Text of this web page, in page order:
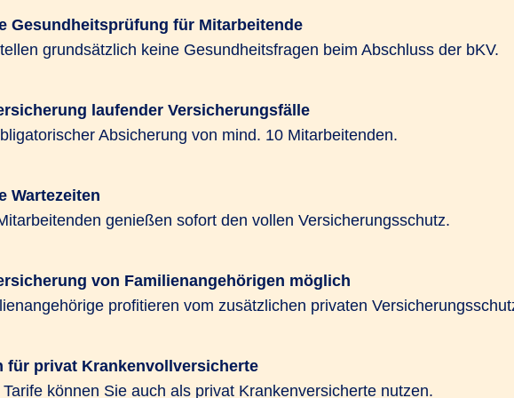
kombiniert werden.
bietet das R+V-Gesund­
in entgeltfreien Zeiten,
Gesundheitsvorsorge
Gesundheitsprüfung für Mitarbeitende
grundsätzlich keine Gesundheitsfragen beim Abschluss der bKV.
laufender Versicherungsfälle
Absicherung von mind. 10 Mitarbeitenden.
Wartezeiten
genießen sofort den vollen Versicherungsschutz.
von Familienangehörigen möglich
profitieren vom zusätzlichen privaten
für privat Krankenvollversicherte
können Sie auch als privat Krankenversicherte nutzen.